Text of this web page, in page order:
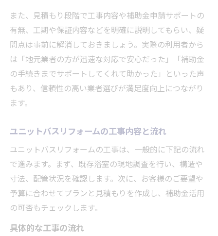
また、見積もり段階で工事内容や補助金申請サポートの
有無、工期や保証内容などを明確に説明してもらい、疑
問点は事前に解消しておきましょう。実際の利用者から
は「地元業者の方が迅速な対応で安心だった」「補助金
の手続きまでサポートしてくれて助かった」といった声
もあり、信頼性の高い業者選びが満足度向上につながり
ます。
ユニットバスリフォームの工事内容と流れ
ユニットバスリフォームの工事は、一般的に下記の流れ
で進みます。まず、既存浴室の現地調査を行い、構造や
寸法、配管状況を確認します。次に、お客様のご要望や
予算に合わせてプランと見積もりを作成し、補助金活用
の可否もチェックします。
具体的な工事の流れ